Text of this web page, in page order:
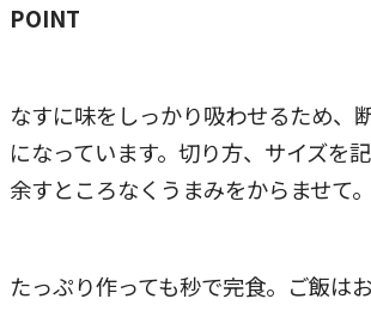
POINT
なすに味をしっかり吸わせるため、
になっています。切り方、サイズを記
余すところなくうまみをからませて。
たっぷり作っても秒で完食。ご飯は